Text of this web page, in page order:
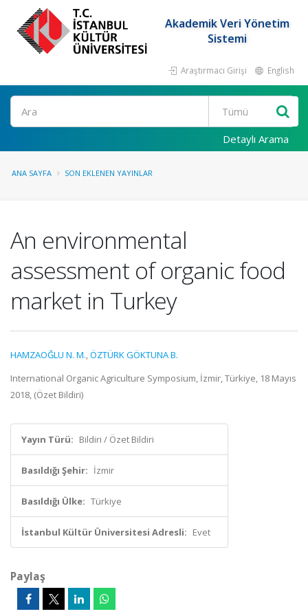
Akademik Veri Yönetim
Sistemi
Araştırmacı Girişi English
Ara
Detaylı Arama
ANA SAYFA SON EKLENEN YAYINLAR
An environmental
assessment of organic food
market in Turkey
HAMZAOĞLU N. M.,ÖZTÜRK GÖKTUNA B.
International Organic Agriculture Symposium, İzmir, Türkiye, 18 Mayıs
2018, (Özet Bildiri)
Yayın Türü: Bildiri / Özet Bildiri
Basıldığı Şehir: İzmir
Basıldığı Ülke: Türkiye
İstanbul Kültür Üniversitesi Adresli: Evet
Paylaş